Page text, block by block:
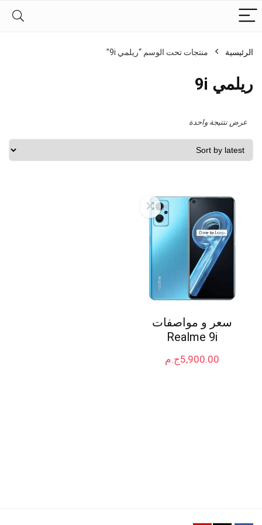
الرئيسية منتجات تحت الوسم “ريلمي 9i”
ريلمي 9i
عرض نتتيجة واحدة
سعر و مواصفات
Realme 9i
ج.م5,900.00